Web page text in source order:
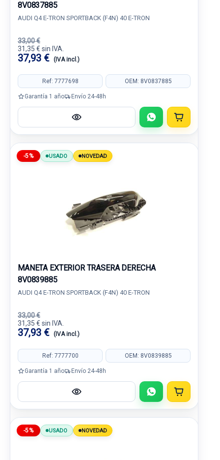
8V0837885
AUDI Q4 E-TRON SPORTBACK (F4N) 40 E-TRON
33,00 €
31,35 € sin IVA.
37,93 € (IVA incl.)
Ref: 7777698 OEM: 8V0837885
Garantía 1 año Envío 24-48h
-5% USADO NOVEDAD
MANETA EXTERIOR TRASERA DERECHA
8V0839885
AUDI Q4 E-TRON SPORTBACK (F4N) 40 E-TRON
33,00 €
31,35 € sin IVA.
37,93 € (IVA incl.)
Ref: 7777700 OEM: 8V0839885
Garantía 1 año Envío 24-48h
-5% USADO NOVEDAD